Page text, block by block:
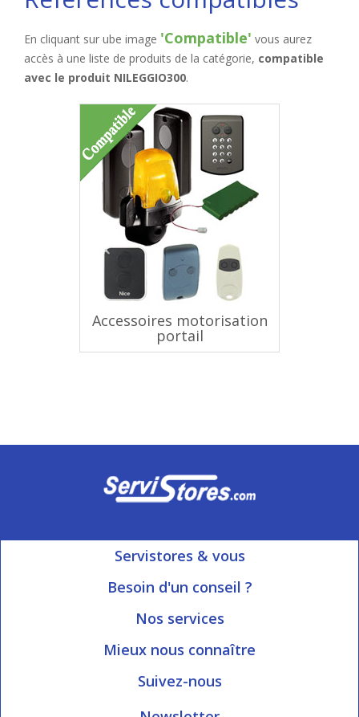
En cliquant sur ube image 'Compatible' vous aurez
accès à une liste de produits de la catégorie, compatible
avec le produit NILEGGIO300.
Accessoires motorisation
portail
Servistores & vous
Mon compte
Besoin d'un conseil ?
Ouvert du Lundi au Vendredi
Nos services
Informations livraison
Blog Servistores
Plan du site
Mieux nous connaître
Qui sommes-nous?
Suivez-nous